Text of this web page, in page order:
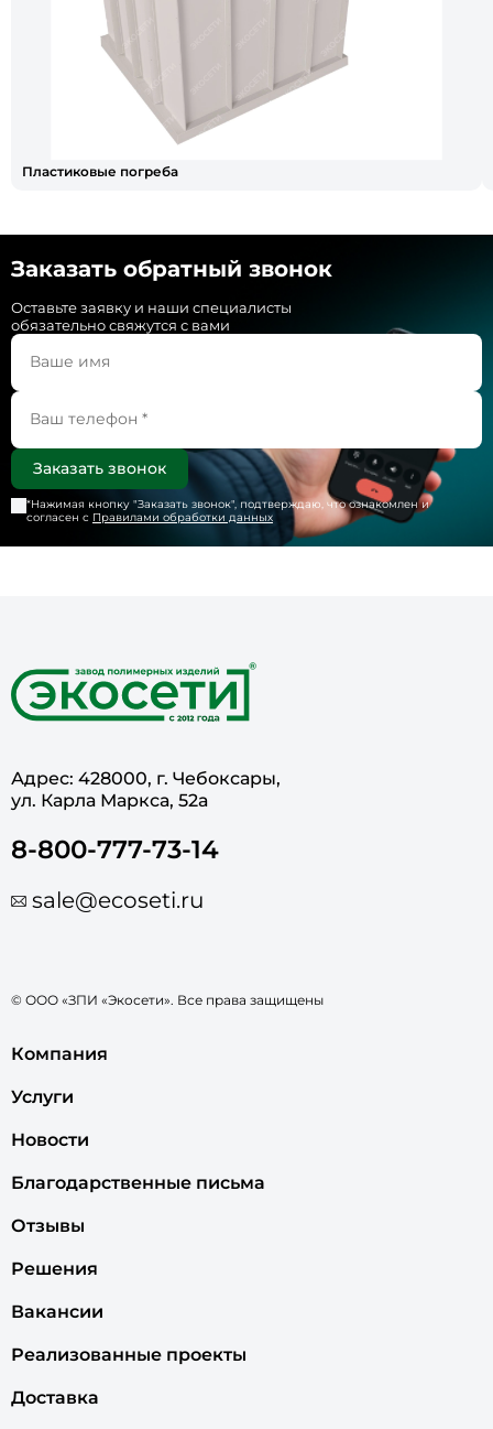
Пластиковые погреба
Заказать обратный звонок
Оставьте заявку и наши специалисты
обязательно свяжутся с вами
*Нажимая кнопку "Заказать звонок", подтверждаю, что ознакомлен и
согласен с Правилами обработки данных
Адрес: 428000, г. Чебоксары,
ул. Карла Маркса, 52а
8-800-777-73-14
sale@ecoseti.ru
© ООО «ЗПИ «Экосети». Все права защищены
Компания
Услуги
Новости
Благодарственные письма
Отзывы
Решения
Вакансии
Реализованные проекты
Доставка